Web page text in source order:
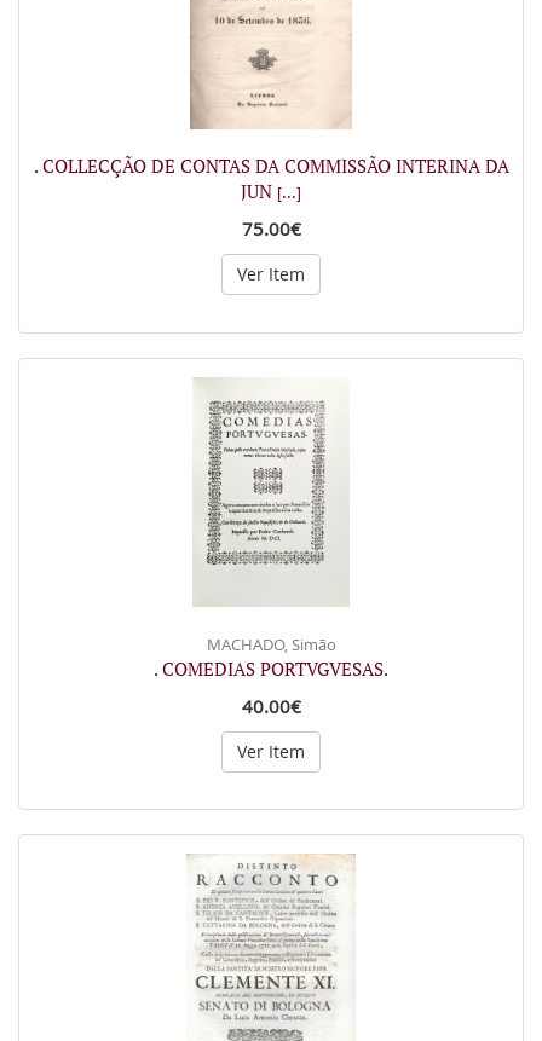
. COLLECÇÃO DE CONTAS DA COMMISSÃO INTERINA DA
JUN [...]
75.00€
Ver Item
MACHADO, Simão
. COMEDIAS PORTVGVESAS.
40.00€
Ver Item